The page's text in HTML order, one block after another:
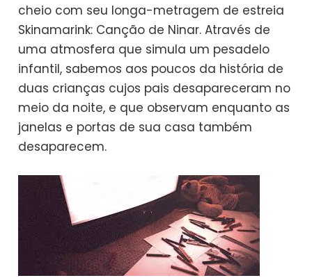
cheio com seu longa-metragem de estreia
Skinamarink: Canção de Ninar. Através de
uma atmosfera que simula um pesadelo
infantil, sabemos aos poucos da história de
duas crianças cujos pais desapareceram no
meio da noite, e que observam enquanto as
janelas e portas de sua casa também
desaparecem.